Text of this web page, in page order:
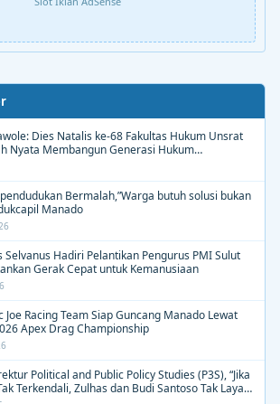
Dies Natalis ke-68 Fakultas Hukum Unsrat
Nyata Membangun Generasi Hukum
Bermalah,”Warga butuh solusi bukan
Manado
Selvanus Hadiri Pelantikan Pengurus PMI Sulut
Gerak Cepat untuk Kemanusiaan
Joe Racing Team Siap Guncang Manado Lewat
Apex Drag Championship
Political and Public Policy Studies (P3S), “Jika
Terkendali, Zulhas dan Budi Santoso Tak Layak